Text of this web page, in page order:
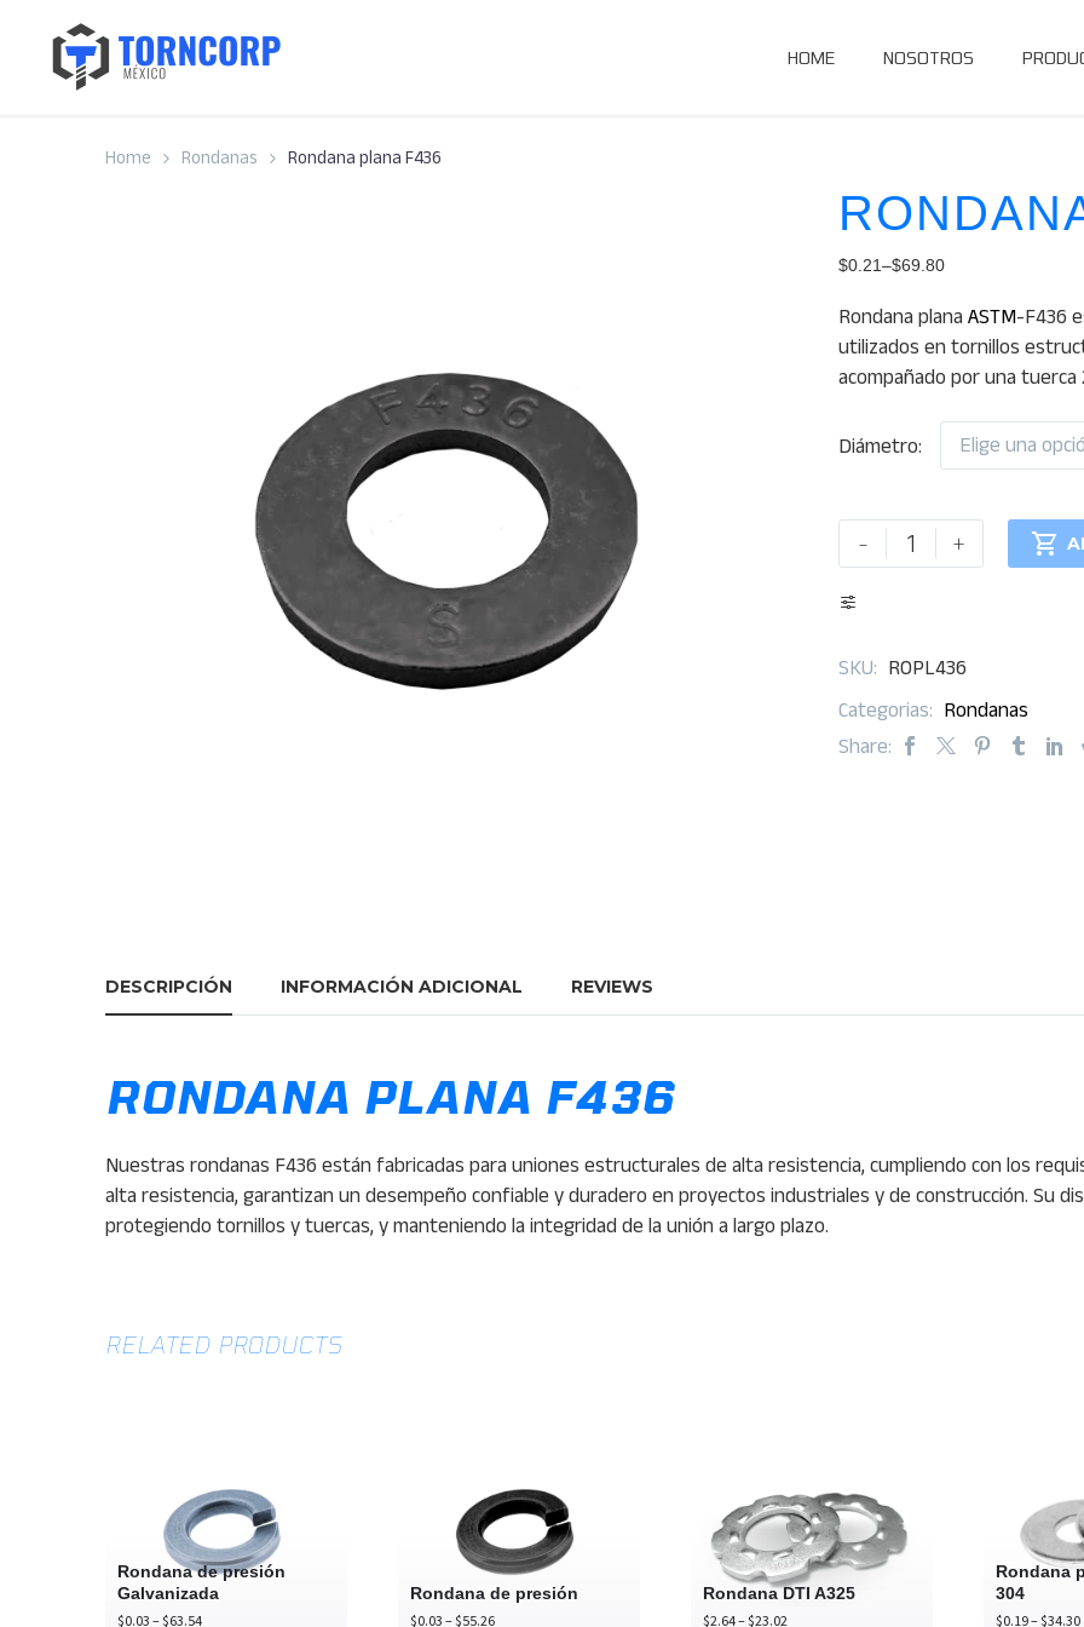
HOME NOSOTROS
Home Rondanas Rondana plana F436
$0.21–$69.80
Rondana plana ASTM-F436
utilizados en tornillos
acompañado por una tuerca
Diámetro Elige una
-
Rondana
plana
F436
+ 
SKU:
ROPL436
Categorias:
Rondanas
Share:
DESCRIPCIÓN INFORMACIÓN ADICIONAL REVIEWS
RONDANA PLANA F436
Nuestras rondanas F436 están fabricadas para uniones estructurales de alta resistencia, cumpliendo con los
alta resistencia, garantizan un desempeño confiable y duradero en proyectos industriales y de construcción. Su
protegiendo tornillos y tuercas, y manteniendo la integridad de la unión a largo plazo.
RELATED PRODUCTS
Rondana de presión
Galvanizada
$0.03 –$63.54Price
presión
Galvanizada
Rondana de presión
$0.03 –$55.26Price
presión
Rondana DTI A325
$2.64–$23.02
Rondana
304
$0.19–$34.30